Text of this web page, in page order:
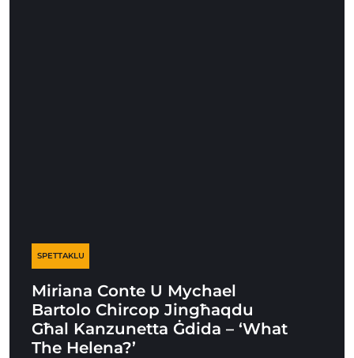
SPETTAKLU
Miriana Conte U Mychael
Bartolo Chircop Jingħaqdu
Għal Kanzunetta Ġdida – ‘What
The Helena?’